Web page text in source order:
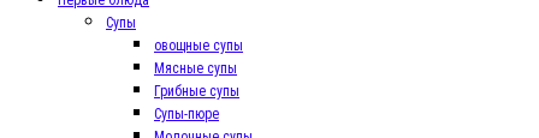
Супы
овощные супы
Мясные супы
Грибные супы
Супы-пюре